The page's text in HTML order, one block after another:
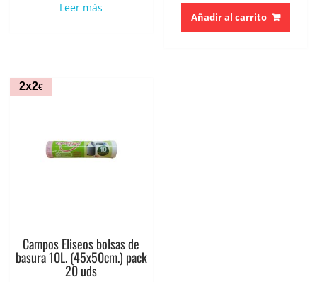
Leer más
Añadir al carrito
2x2€
Campos Eliseos bolsas de
basura 10L. (45x50cm.) pack
20 uds